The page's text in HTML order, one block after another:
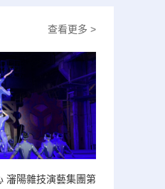
查看更多 >
瀋陽雜技演藝集團第